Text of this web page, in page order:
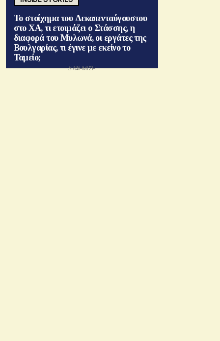
Το στοίχημα του Δεκαπενταύγουστου
στο ΧΑ, τι ετοιμάζει ο Στάσσης, η
διαφορά του Μυλωνά, οι εργάτες της
Βουλγαρίας, τι έγινε με εκείνο το
Ταμείο;